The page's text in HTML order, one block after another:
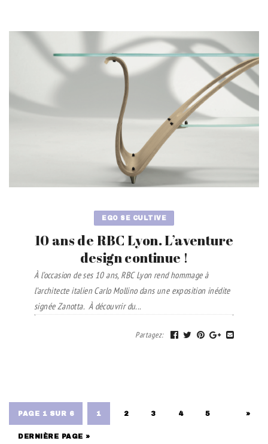
EGO SE CULTIVE
10 ans de RBC Lyon. L’aventure
design continue !
À l’occasion de ses 10 ans, RBC Lyon rend hommage à
l’architecte italien Carlo Mollino dans une exposition inédite
signée Zanotta. À découvrir du...
Partagez:
PAGE 1 SUR 6 1 2 3 4 5 »
DERNIÈRE PAGE »